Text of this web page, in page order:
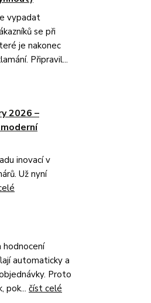
vypadat
se při
je nakonec
Připravil...
2026 –
inovací v
Už nyní
hodnocení
automaticky a
Proto
pok... číst celé